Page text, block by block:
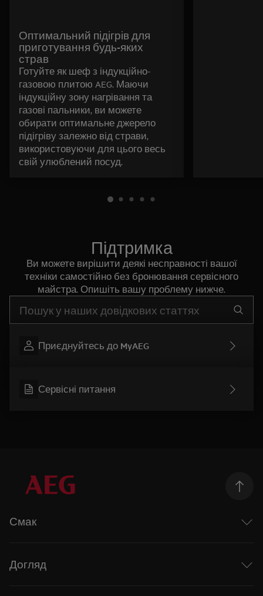
Оптимальний підігрів для
приготування будь-яких
страв
Готуйте як шеф з індукційно-
газовою плитою AEG. Маючи
індукційну зону нагрівання та
газові пальники, ви можете
обирати оптимальне джерело
підігріву залежно від страви,
використовуючи для цього весь
свій улюблений посуд.
Підтримка
Ви можете вирішити деякі несправності вашої
техніки самостійно без бронювання сервісного
майстра. Опишіть вашу проблему нижче.
Приєднуйтесь до MyAEG
Сервісні питання
Смак
Mastery range
Рецепти
Догляд